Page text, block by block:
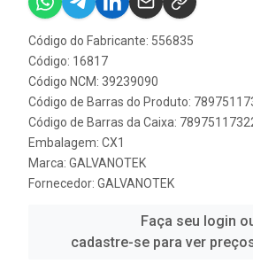
Código do Fabricante: 556835
Código: 16817
Código NCM: 39239090
Código de Barras do Produto:
Código de Barras da Caixa:
Embalagem: CX1
Marca: GALVANOTEK
Fornecedor: GALVANOTEK
Faça seu login
cadastre-se para ver